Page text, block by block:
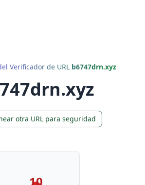
Verificador de URL b6747drn.xyz
otra URL para seguridad
10